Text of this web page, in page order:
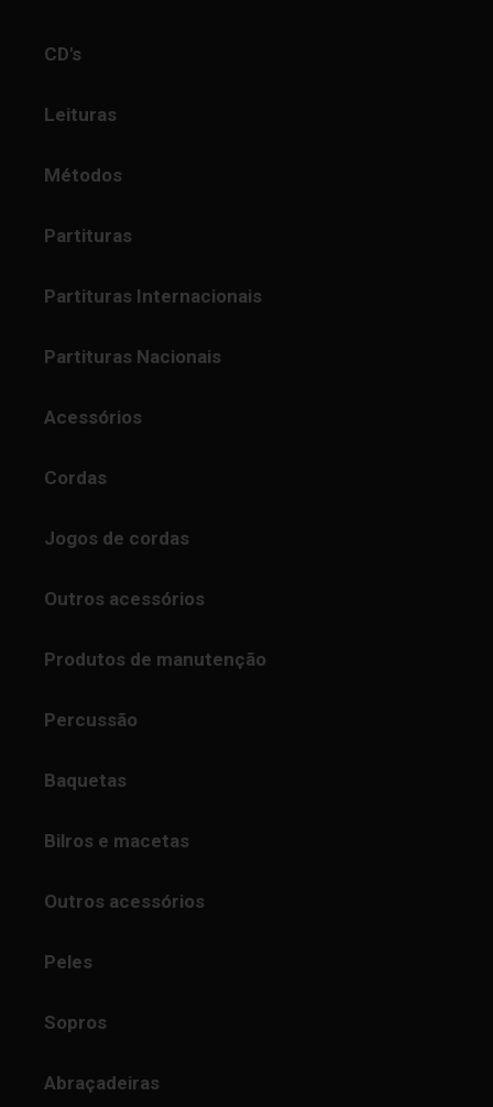
CD's
Leituras
Métodos
Partituras
Partituras Internacionais
Partituras Nacionais
Acessórios
Cordas
Jogos de cordas
Outros acessórios
Produtos de manutenção
Percussão
Baquetas
Bilros e macetas
Outros acessórios
Peles
Sopros
Abraçadeiras